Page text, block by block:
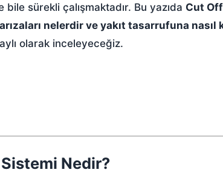
sürekli çalışmaktadır. Bu yazıda Cut
nelerdir ve yakıt tasarrufuna nasıl
olarak inceleyeceğiz.
Nedir?